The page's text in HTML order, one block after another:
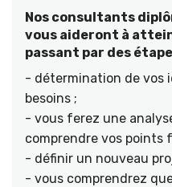
Nos consultants
vous aideront à
passant par des
- détermination de vos
besoins ;
- vous ferez une
comprendre vos points
- définir un nouveau
- vous comprendrez